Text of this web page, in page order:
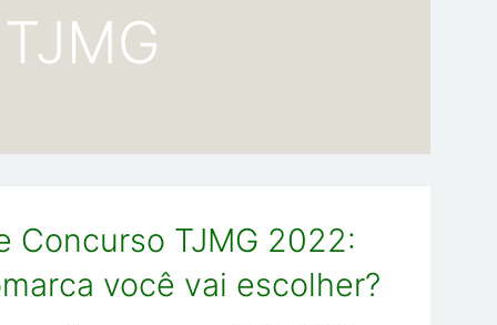
Concurso TJMG 2022:
você vai escolher?